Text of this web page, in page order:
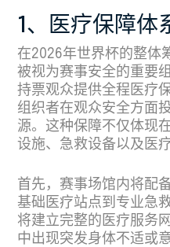
1、医疗保障体
在2026年世界杯的整体
被视为赛事安全的重要
持票观众提供全程医疗
组织者在观众安全方面
源。这种保障不仅体现
设施、急救设备以及医
首先，赛事场馆内将配
基础医疗站点到专业急
将建立完整的医疗服务
中出现突发身体不适或